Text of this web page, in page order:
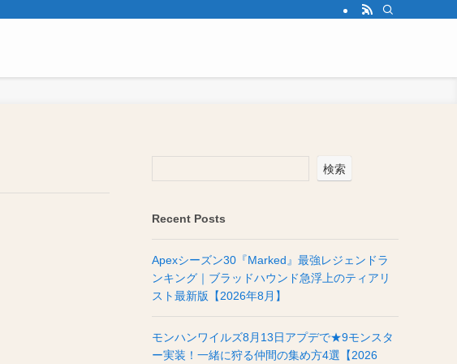
検索
Recent Posts
Apexシーズン30『Marked』最強レジェンドラ
ンキング｜ブラッドハウンド急浮上のティアリ
スト最新版【2026年8月】
モンハンワイルズ8月13日アプデで★9モンスタ
ー実装！一緒に狩る仲間の集め方4選【2026